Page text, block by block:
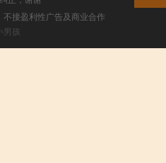
接盈利性广告及商业合作
男孩